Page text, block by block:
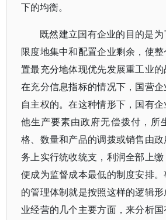
下的均衡。
既然建立国有企业的目的是
限度地集中和配置企业剩余，使
置最充分地体现优先发展重工业
在充分信息指标的情况下，国营
自主权的。在这种情形下，国有
他生产要素由政府无偿拨付，所
格、数量和产品的调拨或销售由
务上实行统收统支，利润全部上缴
便成为监督成本最低的制度安排
的管理体制就是按照这样的逻辑
业经营的几个主要方面，来分析